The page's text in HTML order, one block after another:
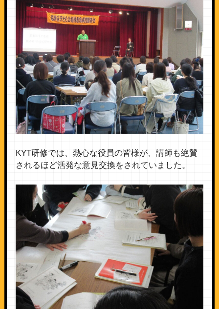
KYT研修では、熱心な役員の皆様が、講師も絶賛
されるほど活発な意見交換をされていました。